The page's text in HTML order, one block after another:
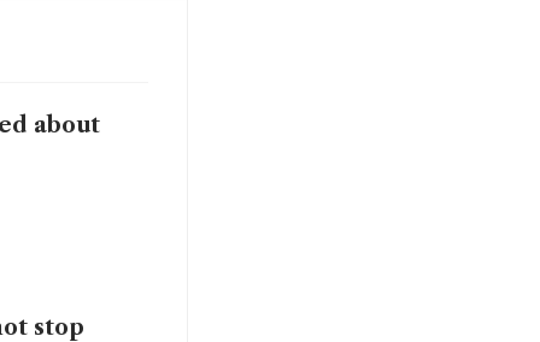
about
stop